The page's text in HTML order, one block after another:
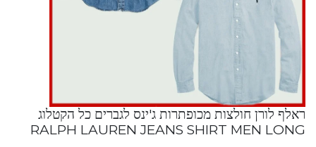
ראלף לורן חולצות מכופתרות ג'ינס לגברים כל הקטלוג
RALPH LAUREN JEANS SHIRT MEN LONG